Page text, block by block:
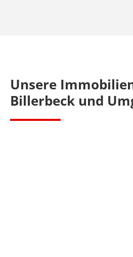
Unsere
Billerbeck und